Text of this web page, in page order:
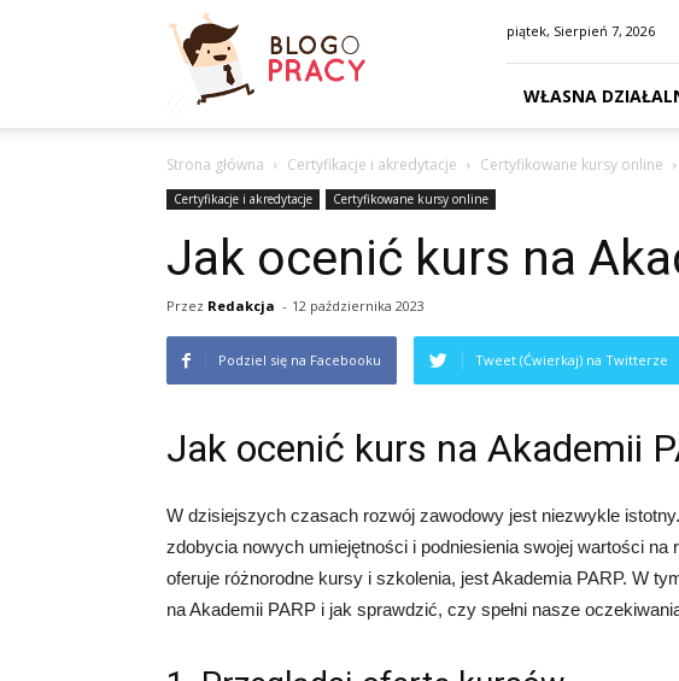
Blogopracy.net.pl
piątek, Sierpień 7, 2026
WŁASNA
Strona główna Certyfikacje i akredytacje Certyfikowane kursy online
Certyfikacje i akredytacje Certyfikowane kursy online
Jak ocenić kurs na
Przez Redakcja - 12 października 2023
Podziel się na Facebooku Tweet (Ćwierkaj) na Twitterze
Jak ocenić kurs na Akademii
W dzisiejszych czasach rozwój zawodowy jest niezwykle
zdobycia nowych umiejętności i podniesienia swojej wartości
oferuje różnorodne kursy i szkolenia, jest Akademia PARP. W
na Akademii PARP i jak sprawdzić, czy spełni nasze